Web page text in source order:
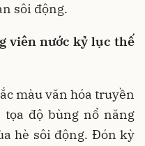
sôi động.
viên nước kỷ lục thế
màu văn hóa truyền
độ bùng nổ năng
hè sôi động. Đón kỳ